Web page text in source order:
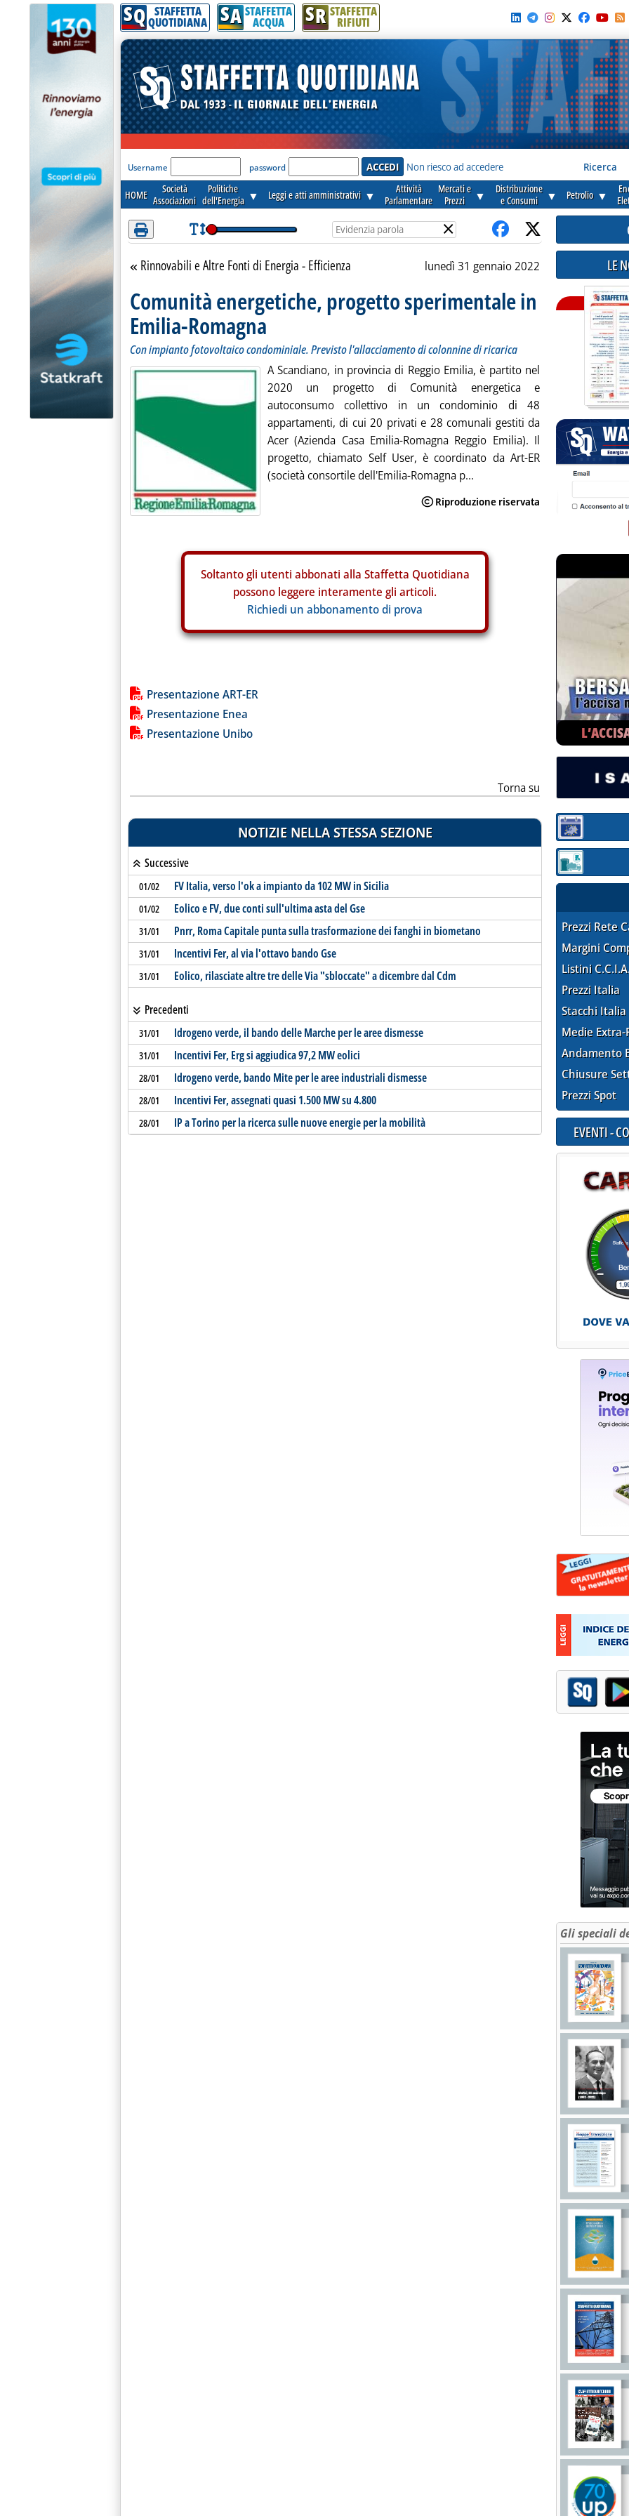
Attenzione! Esegui l'accesso per lèggere interamente la notizia.
SQ STAFFETTA
QUOTIDIANA SA STAFFETTA
ACQUA SR STAFFETTA
RIFIUTI
'Modulo Login per accedere'
Username password Non riesco ad accedere Ricerca
HOME
Società
Associazioni
Politiche
dell'Energia ▼ Leggi e atti amministrativi ▼
Attività
Parlamentare
Mercati e
Prezzi
▼
Distribuzione
e Consumi
▼ Petrolio ▼
×
Torna alla sezione
Rinnovabili e Altre Fonti di Energia - Efficienza lunedì 31 gennaio 2022
Comunità energetiche, progetto sperimentale in
Emilia-Romagna
Con impianto fotovoltaico condominiale. Previsto l'allacciamento di colonnine di ricarica
A Scandiano, in provincia di Reggio Emilia, è partito nel
2020 un progetto di Comunità energetica e
autoconsumo collettivo in un condominio di 48
appartamenti, di cui 20 privati e 28 comunali gestiti da
Acer (Azienda Casa Emilia-Romagna Reggio Emilia). Il
progetto, chiamato Self User, è coordinato da Art-ER
(società consortile dell'Emilia-Romagna p...
Soltanto gli utenti abbonati alla Staffetta Quotidiana
possono leggere interamente gli articoli.
Richiedi un abbonamento di prova
Lista allegati PDF alla notizia
Presentazione ART-ER
Presentazione Enea
Presentazione Unibo
Torna su
NOTIZIE NELLA STESSA SEZIONE
Successive
01/02 FV Italia, verso l'ok a impianto da 102 MW in Sicilia
01/02 Eolico e FV, due conti sull'ultima asta del Gse
31/01 Pnrr, Roma Capitale punta sulla trasformazione dei fanghi in biometano
31/01 Incentivi Fer, al via l'ottavo bando Gse
31/01 Eolico, rilasciate altre tre delle Via "sbloccate" a dicembre dal Cdm
Precedenti
31/01 Idrogeno verde, il bando delle Marche per le aree dismesse
31/01 Incentivi Fer, Erg si aggiudica 97,2 MW eolici
28/01 Idrogeno verde, bando Mite per le aree industriali dismesse
28/01 Incentivi Fer, assegnati quasi 1.500 MW su 4.800
28/01 IP a Torino per la ricerca sulle nuove energie per la mobilità
LE
Sezione:
Sezione:
Prezzi Rete
Margini
Listini
Prezzi Italia
Stacchi Italia
Medie Extra-
Andamento
Chiusure
Prezzi Spot
EVENTI -
Gli speciali